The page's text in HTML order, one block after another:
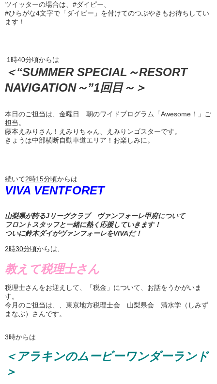
ツイッターの場合は、#ダイピー、
#ひらがな4文字で「ダイピー」を付けてのつぶやきもお待ちしてい
ます！
1時40分頃からは
＜“SUMMER SPECIAL～RESORT
NAVIGATION～”1回目～＞
本日のご担当は、金曜日 朝のワイドプログラム「Awesome！」ご
担当。
藤本えみりさん！えみりちゃん、えみりンゴスターです。
きょうは中部横断自動車道エリア！お楽しみに。
続いて2時15分頃からは
VIVA VENTFORET
山梨県が誇るJリーグクラブ ヴァンフォーレ甲府について
フロントスタッフと一緒に熱く応援していきます！
ついに鈴木ダイがヴァンフォーレをVIVAだ！
2時30分頃からは、
教えて税理士さん
税理士さんをお迎えして、「税金」について、お話をうかがいま
す。
今月のご担当は、、東京地方税理士会 山梨県会 清水学（しみず
まなぶ）さんです。
3時からは
＜アラキンのムービーワンダーランド
＞